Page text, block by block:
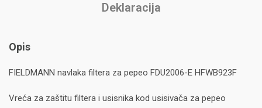
Deklaracija
Opis
FIELDMANN navlaka filtera za pepeo FDU2006-E HFWB923F
Vreća za zaštitu filtera i usisnika kod usisivača za pepeo